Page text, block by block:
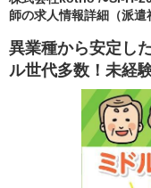
師の求人情報詳細（派
異業種から安定し
ル世代多数！未経